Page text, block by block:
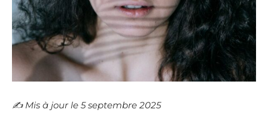
✍️​ Mis à jour le 5 septembre 2025